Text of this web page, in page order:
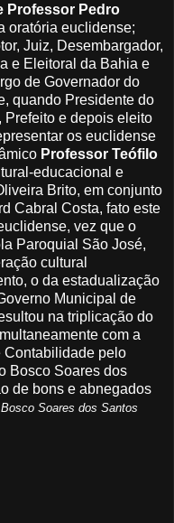
Professor Pedro
oratória euclidense;
Juiz, Desembargador,
e Eleitoral da Bahia e
de Governador do
quando Presidente do
, Prefeito e depois eleito
os euclidense
Professor Teófilo
educacional e
Brito, em conjunto
Cabral Costa, fato este
vez que o
Paroquial São José,
cultural
o da estadualização
Municipal de
na triplicação do
com a
Contabilidade pelo
Bosco Soares dos
de bons e abnegados
Soares dos Santos